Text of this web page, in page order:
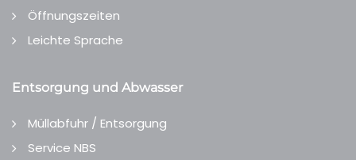
Öffnungszeiten
Leichte Sprache
Entsorgung und Abwasser
Müllabfuhr / Entsorgung
Service NBS